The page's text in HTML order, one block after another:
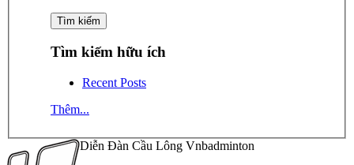
Tìm kiếm hữu ích
Recent Posts
Thêm...
Diễn Đàn Cầu Lông Vnbadminton